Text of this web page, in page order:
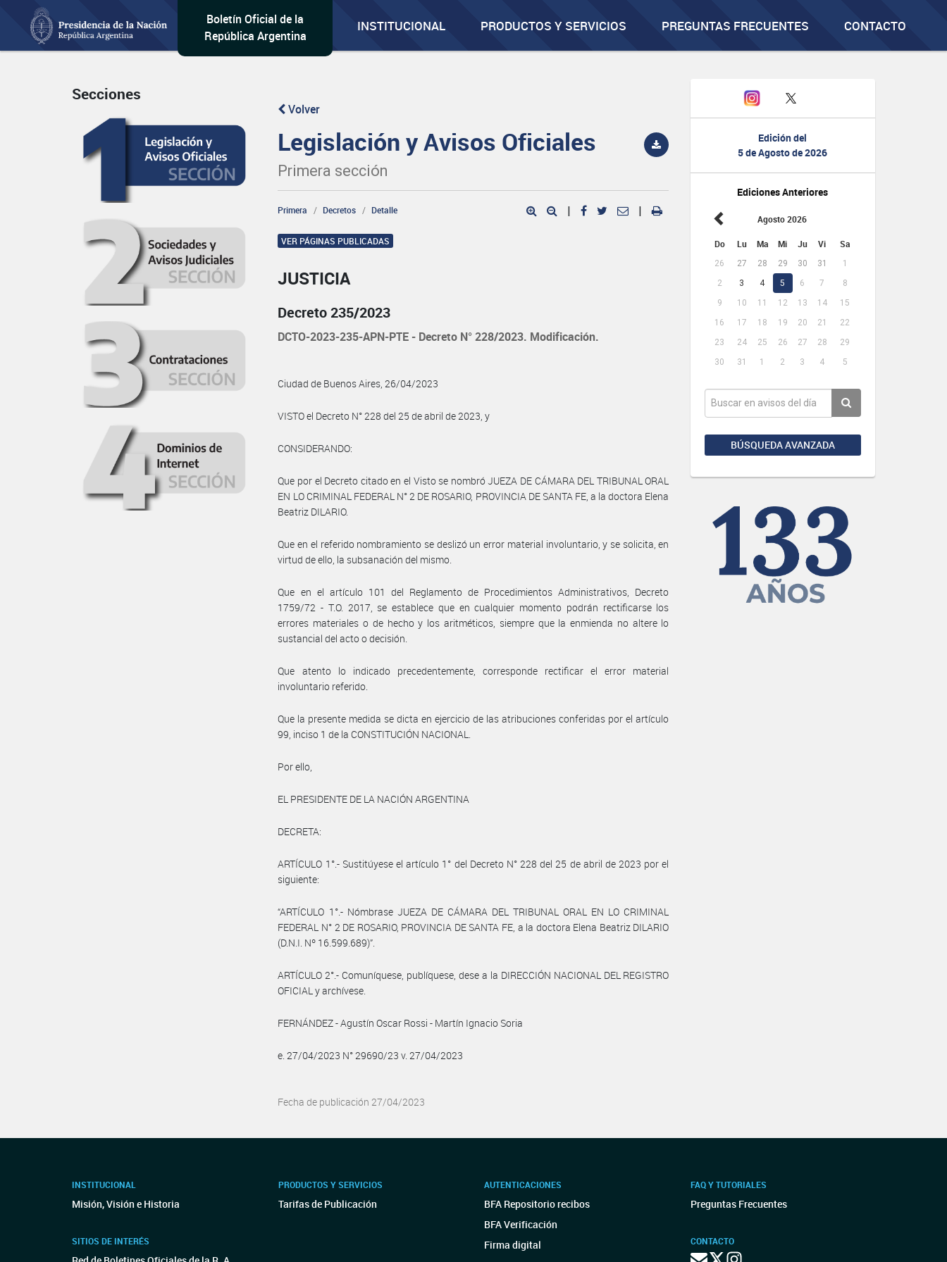
Boletín Oficial de la
República Argentina
INSTITUCIONAL PRODUCTOS Y SERVICIOS PREGUNTAS FRECUENTES CONTACTO
Edición del
5 de Agosto de 2026
Ediciones Anteriores
Agosto 2026
Do Lu Ma Mi Ju Vi Sa
26 27 28 29 30 31
1
2
3 4 5 6 7
8
9
10 11 12 13 14
15
16
17 18 19 20 21
22
23
24 25 26 27 28
29
30
31 1 2 3 4 5
BÚSQUEDA AVANZADA
Secciones
Volver
Legislación y Avisos Oficiales
Primera sección
Primera Decretos Detalle | |
VER PÁGINAS PUBLICADAS
JUSTICIA
Decreto 235/2023
DCTO-2023-235-APN-PTE - Decreto N° 228/2023. Modificación.
Ciudad de Buenos Aires, 26/04/2023
VISTO el Decreto N° 228 del 25 de abril de 2023, y
CONSIDERANDO:
Que por el Decreto citado en el Visto se nombró JUEZA DE CÁMARA DEL TRIBUNAL ORAL
EN LO CRIMINAL FEDERAL N° 2 DE ROSARIO, PROVINCIA DE SANTA FE, a la doctora Elena
Beatriz DILARIO.
Que en el referido nombramiento se deslizó un error material involuntario, y se solicita, en
virtud de ello, la subsanación del mismo.
Que en el artículo 101 del Reglamento de Procedimientos Administrativos, Decreto
1759/72 - T.O. 2017, se establece que en cualquier momento podrán rectificarse los
errores materiales o de hecho y los aritméticos, siempre que la enmienda no altere lo
sustancial del acto o decisión.
Que atento lo indicado precedentemente, corresponde rectificar el error material
involuntario referido.
Que la presente medida se dicta en ejercicio de las atribuciones conferidas por el artículo
99, inciso 1 de la CONSTITUCIÓN NACIONAL.
Por ello,
EL PRESIDENTE DE LA NACIÓN ARGENTINA
DECRETA:
ARTÍCULO 1°.- Sustitúyese el artículo 1° del Decreto N° 228 del 25 de abril de 2023 por el
siguiente:
“ARTÍCULO 1°.- Nómbrase JUEZA DE CÁMARA DEL TRIBUNAL ORAL EN LO CRIMINAL
FEDERAL N° 2 DE ROSARIO, PROVINCIA DE SANTA FE, a la doctora Elena Beatriz DILARIO
(D.N.I. Nº 16.599.689)”.
ARTÍCULO 2°.- Comuníquese, publíquese, dese a la DIRECCIÓN NACIONAL DEL REGISTRO
OFICIAL y archívese.
FERNÁNDEZ - Agustín Oscar Rossi - Martín Ignacio Soria
e. 27/04/2023 N° 29690/23 v. 27/04/2023
Fecha de publicación 27/04/2023
INSTITUCIONAL
Misión, Visión e Historia
SITIOS DE INTERÉS
PRODUCTOS Y SERVICIOS
Tarifas de Publicación
AUTENTICACIONES
BFA Repositorio recibos
BFA Verificación
Firma digital
FAQ Y TUTORIALES
Preguntas Frecuentes
CONTACTO